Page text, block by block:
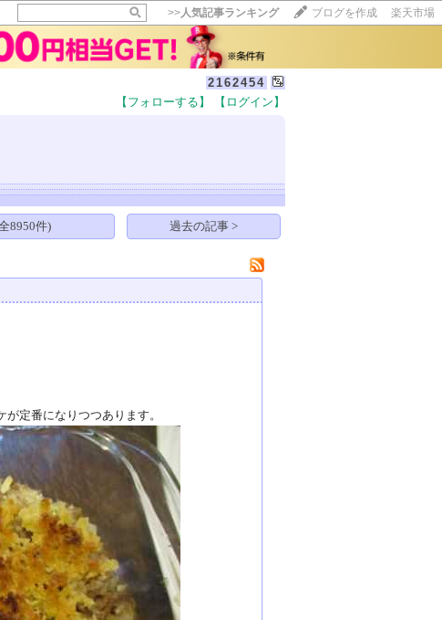
>>人気記事ランキング ブログを作成 楽天市場
2162454
【フォローする】 【ログイン】
いいね!
8950件) 過去の記事 >
定番になりつつあります。